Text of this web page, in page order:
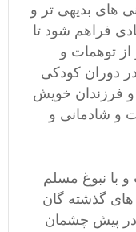
های بدیهی تر و
فراهم شود تا
از توهمات و
دوران کودکی
و فرزندان خویش
و شادمانی و
با نبوغ مسلم
گذشته گان
پیش چشمان